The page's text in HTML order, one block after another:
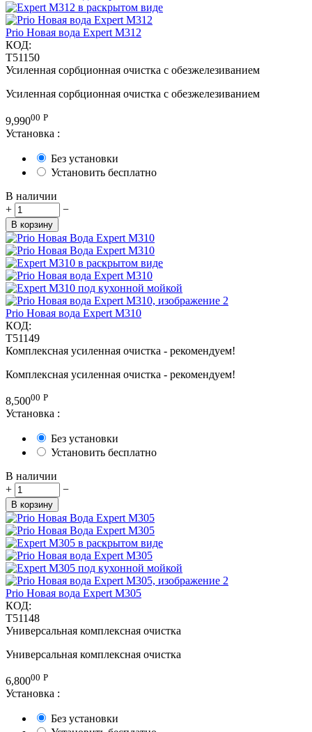
Prio Новая вода Expert M312
КОД:
T51150
Усиленная сорбционная очистка с обезжелезиванием
Усиленная сорбционная очистка с обезжелезиванием
9,99000 Р
Установка :
Без установки
Установить бесплатно
В наличии
+
−
В корзину
Prio Новая вода Expert M310
КОД:
T51149
Комплексная усиленная очистка - рекомендуем!
Комплексная усиленная очистка - рекомендуем!
8,50000 Р
Установка :
Без установки
Установить бесплатно
В наличии
+
−
В корзину
Prio Новая вода Expert M305
КОД:
T51148
Универсальная комплексная очистка
Универсальная комплексная очистка
6,80000 Р
Установка :
Без установки